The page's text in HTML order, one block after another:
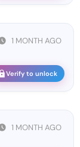
1 MONTH AGO
Verify to unlock
1 MONTH AGO